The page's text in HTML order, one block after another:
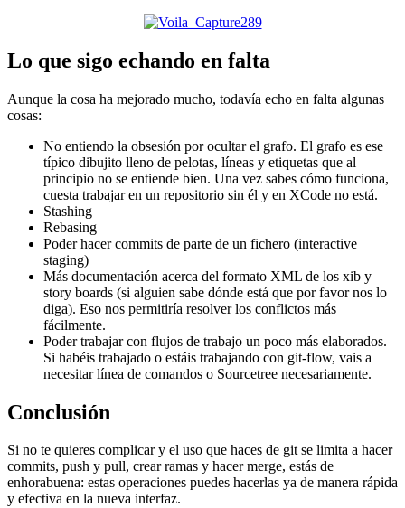
Lo que sigo echando en falta
Aunque la cosa ha mejorado mucho, todavía echo en falta algunas
cosas:
No entiendo la obsesión por ocultar el grafo. El grafo es ese
típico dibujito lleno de pelotas, líneas y etiquetas que al
principio no se entiende bien. Una vez sabes cómo funciona,
cuesta trabajar en un repositorio sin él y en XCode no está.
Stashing
Rebasing
Poder hacer commits de parte de un fichero (interactive
staging)
Más documentación acerca del formato XML de los xib y
story boards (si alguien sabe dónde está que por favor nos lo
diga). Eso nos permitiría resolver los conflictos más
fácilmente.
Poder trabajar con flujos de trabajo un poco más elaborados.
Si habéis trabajado o estáis trabajando con git-flow, vais a
necesitar línea de comandos o Sourcetree necesariamente.
Conclusión
Si no te quieres complicar y el uso que haces de git se limita a hacer
commits, push y pull, crear ramas y hacer merge, estás de
enhorabuena: estas operaciones puedes hacerlas ya de manera rápida
y efectiva en la nueva interfaz.